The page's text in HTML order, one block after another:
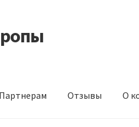
Партнерам Отзывы О